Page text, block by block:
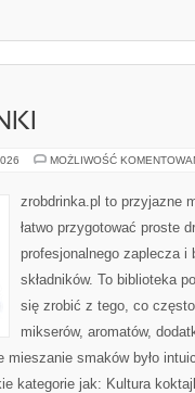
MOŻLIWOŚĆ
zrobdrinka.pl to przyjazne
łatwo przygotować proste
profesjonalnego zaplecza i
składników. To biblioteka
się zrobić z tego, co
mikserów, aromatów,
mieszanie smaków było
kategorie jak: Kultura